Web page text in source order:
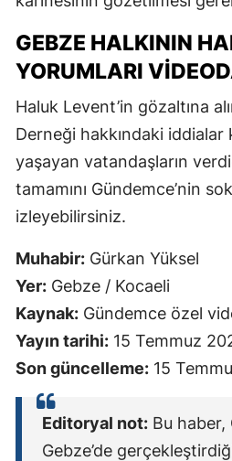
GEBZE HALKININ
YORUMLARI
Haluk Levent’in gözaltına
Derneği hakkındaki iddialar
yaşayan vatandaşların
tamamını Gündemce’nin
izleyebilirsiniz.
Muhabir: Gürkan Yüksel
Yer: Gebze / Kocaeli
Kaynak: Gündemce özel
Yayın tarihi: 15 Temmuz
Son güncelleme: 15
Editoryal not: Bu haber,
Gebze’de